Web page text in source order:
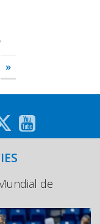
»
de